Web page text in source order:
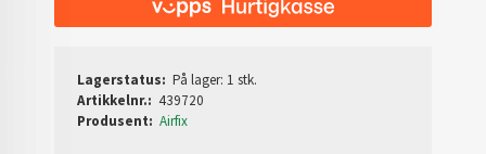
Lagerstatus: På lager: 1 stk.
Artikkelnr.: 439720
Produsent: Airfix